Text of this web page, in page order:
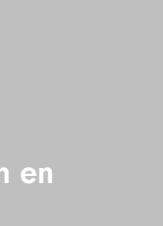
en